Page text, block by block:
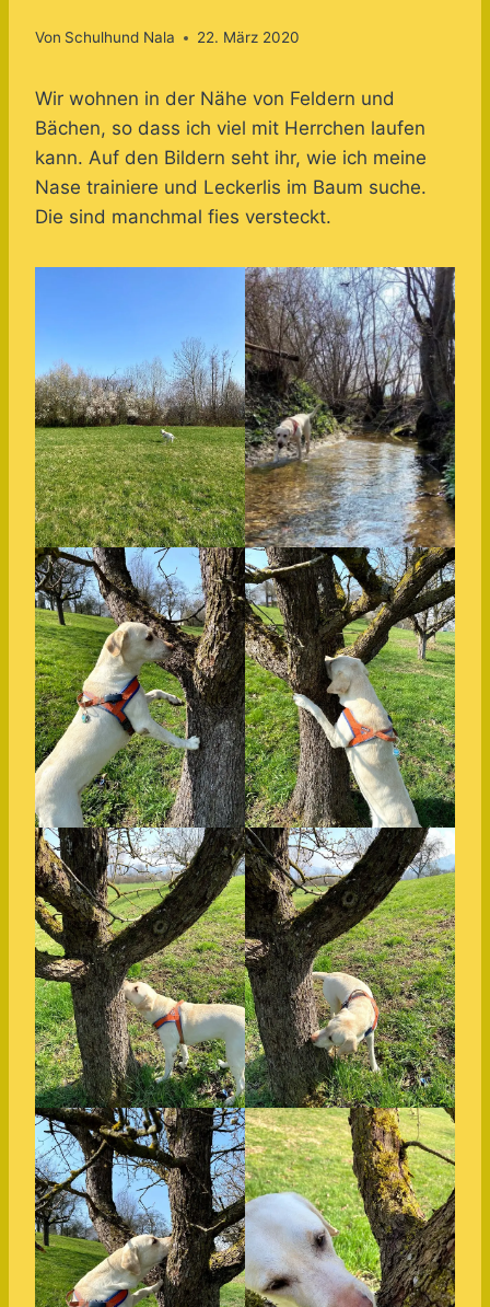
Von Schulhund Nala 22. März 2020
Wir wohnen in der Nähe von Feldern und
Bächen, so dass ich viel mit Herrchen laufen
kann. Auf den Bildern seht ihr, wie ich meine
Nase trainiere und Leckerlis im Baum suche.
Die sind manchmal fies versteckt.